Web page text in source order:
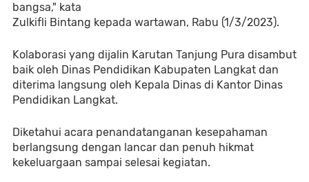
bangsa," kata
Zulkifli Bintang kepada wartawan, Rabu (1/3/2023).
Kolaborasi yang dijalin Karutan Tanjung Pura disambut
baik oleh Dinas Pendidikan Kabupaten Langkat dan
diterima langsung oleh Kepala Dinas di Kantor Dinas
Pendidikan Langkat.
Diketahui acara penandatanganan kesepahaman
berlangsung dengan lancar dan penuh hikmat
kekeluargaan sampai selesai kegiatan.